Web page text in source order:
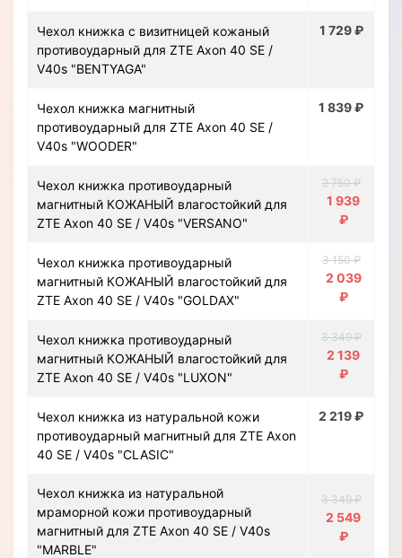
Чехол книжка с визитницей кожаный
противоударный для ZTE Axon 40 SE /
V40s "BENTYAGA"
1 729 ₽
Чехол книжка магнитный
противоударный для ZTE Axon 40 SE /
V40s "WOODER"
1 839 ₽
Чехол книжка противоударный
магнитный КОЖАНЫЙ влагостойкий для
ZTE Axon 40 SE / V40s "VERSANO"
2 750 ₽
1 939
₽
Чехол книжка противоударный
магнитный КОЖАНЫЙ влагостойкий для
ZTE Axon 40 SE / V40s "GOLDAX"
3 150 ₽
2 039
₽
Чехол книжка противоударный
магнитный КОЖАНЫЙ влагостойкий для
ZTE Axon 40 SE / V40s "LUXON"
3 349 ₽
2 139
₽
Чехол книжка из натуральной кожи
противоударный магнитный для ZTE Axon
40 SE / V40s "CLASIC"
2 219 ₽
Чехол книжка из натуральной
мраморной кожи противоударный
магнитный для ZTE Axon 40 SE / V40s
"MARBLE"
3 349 ₽
2 549
₽